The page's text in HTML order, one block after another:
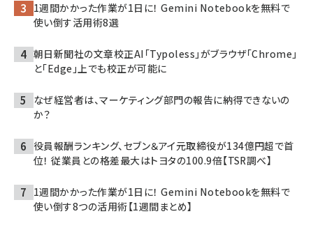
1週間かかった作業が1日に！ Gemini Notebookを無料で
使い倒す活用術8選
朝日新聞社の文章校正AI「Typoless」がブラウザ「Chrome」
と「Edge」上でも校正が可能に
なぜ経営者は、マーケティング部門の報告に納得できないの
か？
役員報酬ランキング、セブン＆アイ元取締役が134億円超で首
位！ 従業員との格差最大はトヨタの100.9倍【TSR調べ】
1週間かかった作業が1日に！ Gemini Notebookを無料で
使い倒す8つの活用術【1週間まとめ】